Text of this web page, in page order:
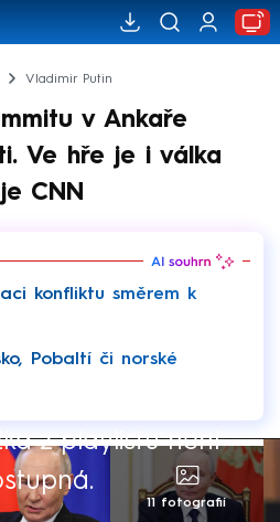
Vladimir Putin
v Ankaře
Ve hře je i válka
CNN
konfliktu směrem k
Pobaltí či norské
z playlistu není
11 fotografií